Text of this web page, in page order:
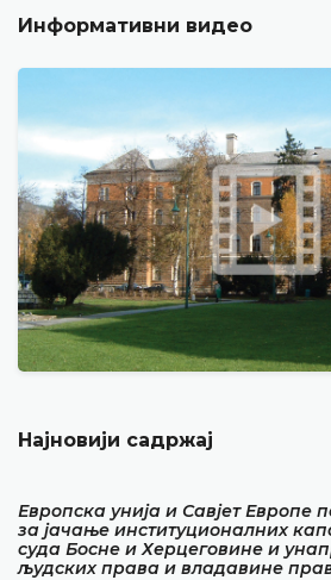
Информативни видео
Најновији садржај
Европска унија и Савјет Европе
за јачање институционалних
суда Босне и Херцеговине и
људских права и владавине